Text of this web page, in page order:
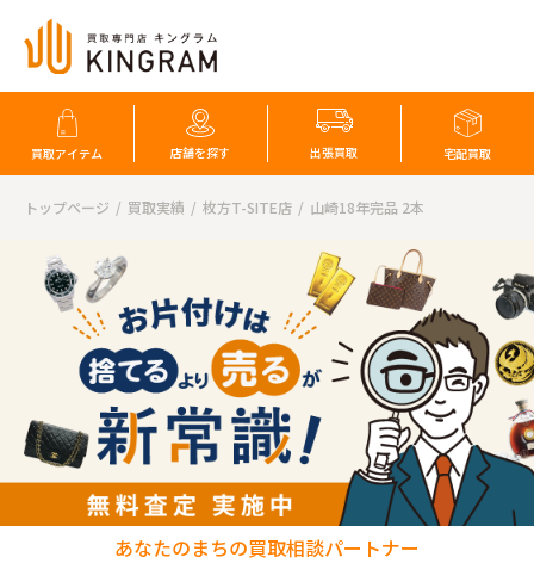
買取アイテム 店舗を探す 出張買取 宅配買取
トップページ 買取実績 枚方T-SITE店 山崎18年完品 2本
あなたのまちの買取相談パートナー